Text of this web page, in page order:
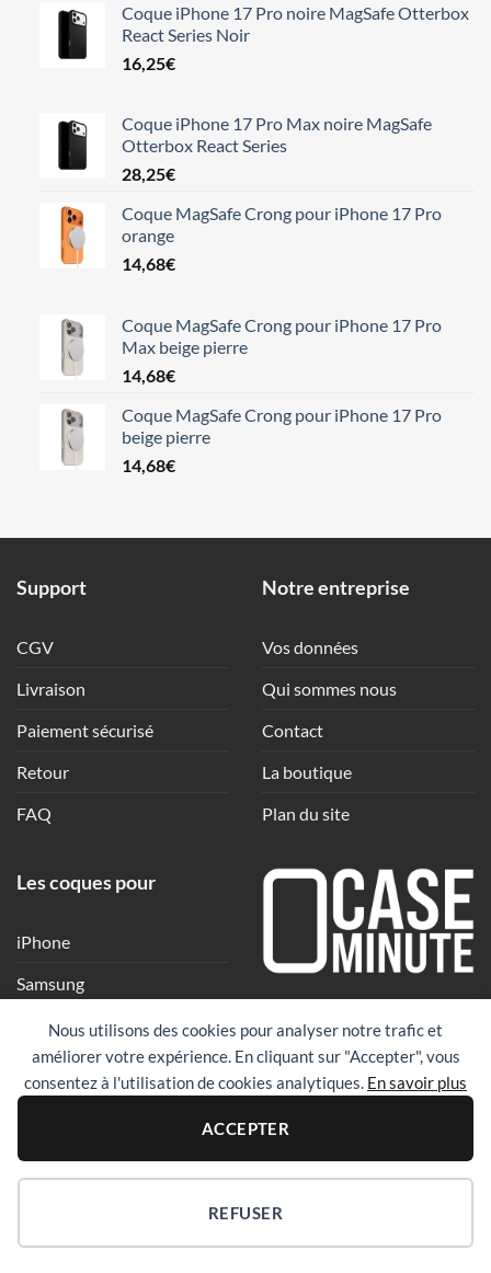
Nous utilisons des cookies pour analyser notre trafic et
améliorer votre expérience. En cliquant sur "Accepter", vous
consentez à l'utilisation de cookies analytiques. En savoir plus
ACCEPTER
REFUSER
Coque iPhone 17 Pro noire MagSafe Otterbox
React Series Noir
16,25€
Coque iPhone 17 Pro Max noire MagSafe
Otterbox React Series
28,25€
Coque MagSafe Crong pour iPhone 17 Pro
orange
14,68€
Coque MagSafe Crong pour iPhone 17 Pro
Max beige pierre
14,68€
Coque MagSafe Crong pour iPhone 17 Pro
beige pierre
14,68€
Support
CGV
Livraison
Paiement sécurisé
Retour
FAQ
Notre entreprise
Vos données
Qui sommes nous
Contact
La boutique
Plan du site
Les coques pour
iPhone
Samsung
Xiaomi
Google
Huawei
Une coque en quelques
clics
Copyright 2026 ©Case Minute|